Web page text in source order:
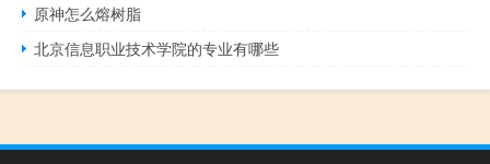
原神怎么熔树脂
北京信息职业技术学院的专业有哪些